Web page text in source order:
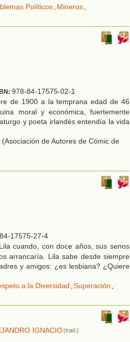
Políticos, Mineros,
978-84-17575-02-1
de 1900 a la temprana edad de 46
moral y económica, fuertemente
y poeta irlandés entendía la vida
de Autores de Cómic de
17575-27-4
cuando, con doce años, sus senos
arrancaría. Lila sabe desde siempre
y amigos: ¿es lesbiana? ¿Quiere
a la Diversidad ,Superación ,
IGNACIO (trad.)